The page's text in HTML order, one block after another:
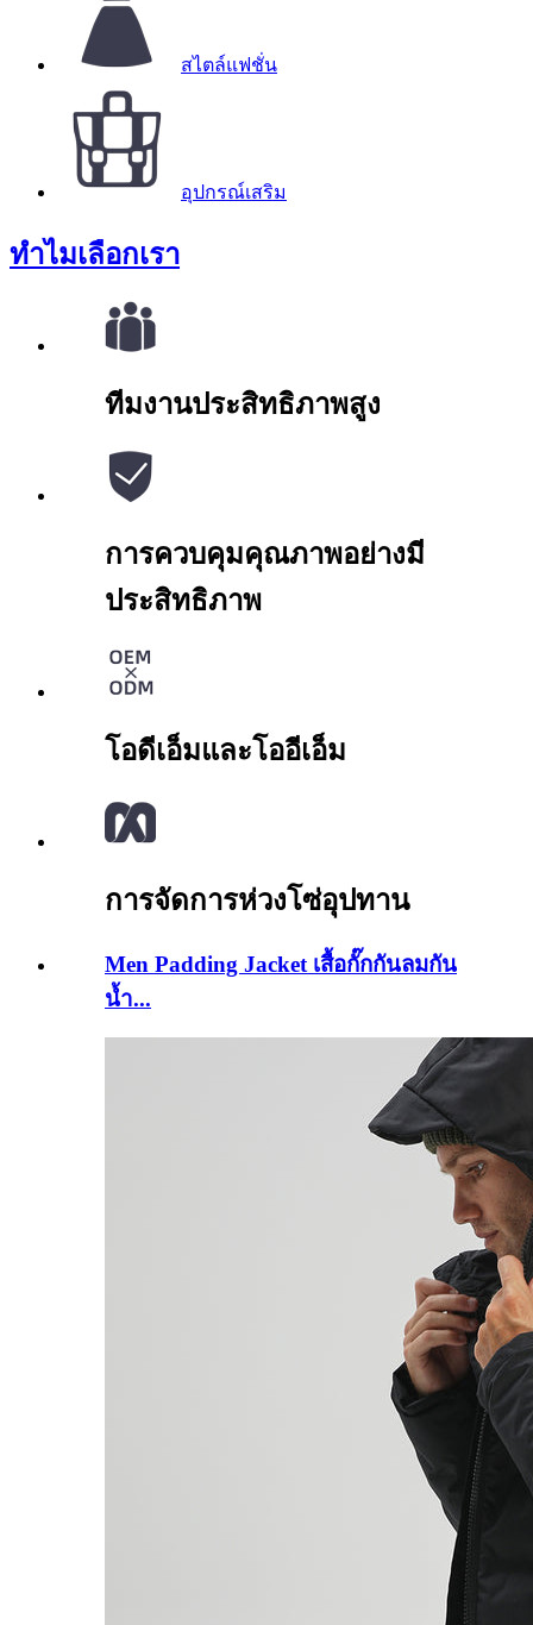
สไตล์แฟชั่น
อุปกรณ์เสริม
ทำไมเลือกเรา
ทีมงานประสิทธิภาพสูง
การควบคุมคุณภาพอย่างมี
ประสิทธิภาพ
โอดีเอ็มและโออีเอ็ม
การจัดการห่วงโซ่อุปทาน
Men Padding Jacket เสื้อกั๊กกันลมกัน
น้ำ...